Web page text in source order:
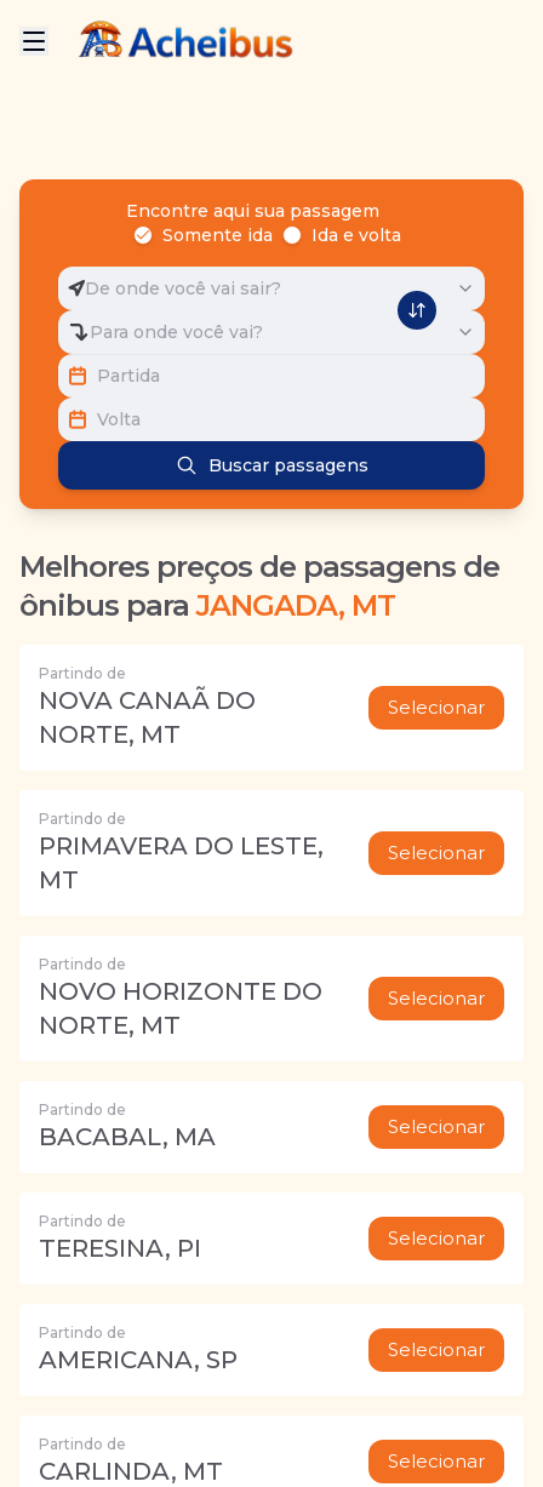
Encontre aqui sua passagem
Somente ida
Ida e volta
De onde você vai sair?
Para onde você vai?
Partida
Volta
Buscar passagens
Melhores preços de passagens de
ônibus para JANGADA, MT
Partindo de
NOVA CANAÃ DO
NORTE, MT
Selecionar
Partindo de
PRIMAVERA DO LESTE,
MT
Selecionar
Partindo de
NOVO HORIZONTE DO
NORTE, MT
Selecionar
Partindo de
BACABAL, MA Selecionar
Partindo de
TERESINA, PI Selecionar
Partindo de
AMERICANA, SP Selecionar
Partindo de
CARLINDA, MT Selecionar